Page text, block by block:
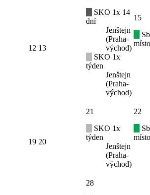
12 13
SKO 1x 14
dní
Jenštejn
(Praha-
východ)
SKO 1x
týden
Jenštejn
(Praha-
východ)
15
19 20
21
SKO 1x
týden
Jenštejn
(Praha-
východ)
22
28